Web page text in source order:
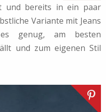
und bereits in ein paar
Variante mit Jeans
genug, am besten
und zum eigenen Stil